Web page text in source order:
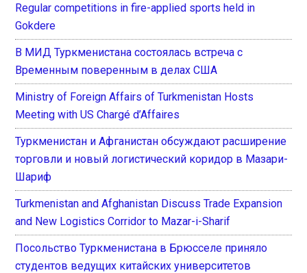
Regular competitions in fire-applied sports held in
Gokdere
В МИД Туркменистана состоялась встреча с
Временным поверенным в делах США
Ministry of Foreign Affairs of Turkmenistan Hosts
Meeting with US Chargé d’Affaires
Туркменистан и Афганистан обсуждают расширение
торговли и новый логистический коридор в Мазари-
Шариф
Turkmenistan and Afghanistan Discuss Trade Expansion
and New Logistics Corridor to Mazar-i-Sharif
Посольство Туркменистана в Брюсселе приняло
студентов ведущих китайских университетов